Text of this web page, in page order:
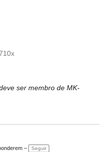
ser membro de MK-
– Seguir